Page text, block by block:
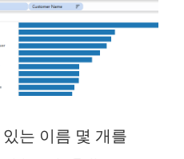
는 이름 몇 개를